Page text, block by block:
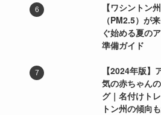
【ワシントン
（PM2.5）が
ぐ始める夏の
準備ガイド
【2024年版】
気の赤ちゃん
グ｜名付けト
トン州の傾向